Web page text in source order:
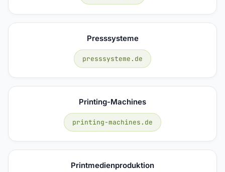
Presssysteme
presssysteme.de
Printing-Machines
printing-machines.de
Printmedienproduktion